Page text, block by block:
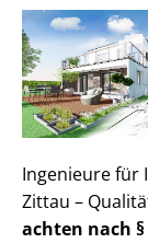
Ingenieure für
Zittau –
ach­ten nach §